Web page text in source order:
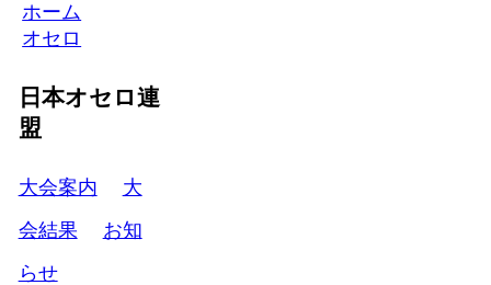
ホーム
オセロ
日本オセロ連
盟
大会案内
大
会結果
お知
らせ